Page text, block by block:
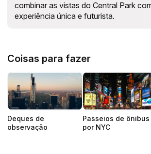
combinar as vistas do Central Park
experiência única e futurista.
Coisas para fazer
Deques de
observação
Passeios de ônibus
por NYC